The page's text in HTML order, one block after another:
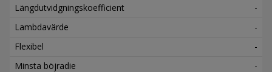
Längdutvidgningskoefficient
-
Lambdavärde
-
Flexibel
-
Minsta böjradie
-